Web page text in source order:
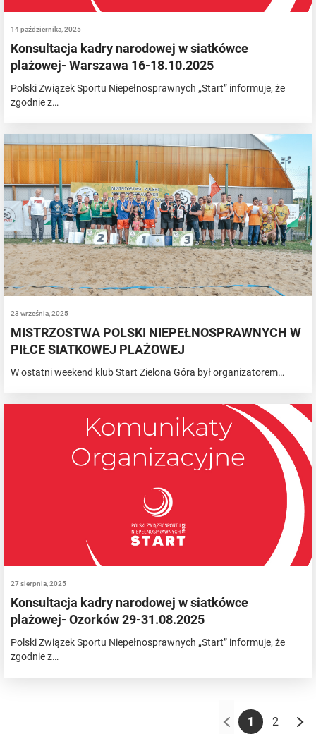
14 października, 2025
Konsultacja kadry narodowej w siatkówce
plażowej- Warszawa 16-18.10.2025
Polski Związek Sportu Niepełnosprawnych „Start” informuje, że
zgodnie z…
23 września, 2025
MISTRZOSTWA POLSKI NIEPEŁNOSPRAWNYCH W
PIŁCE SIATKOWEJ PLAŻOWEJ
W ostatni weekend klub Start Zielona Góra był organizatorem…
27 sierpnia, 2025
Konsultacja kadry narodowej w siatkówce
plażowej- Ozorków 29-31.08.2025
Polski Związek Sportu Niepełnosprawnych „Start” informuje, że
zgodnie z…
1 2